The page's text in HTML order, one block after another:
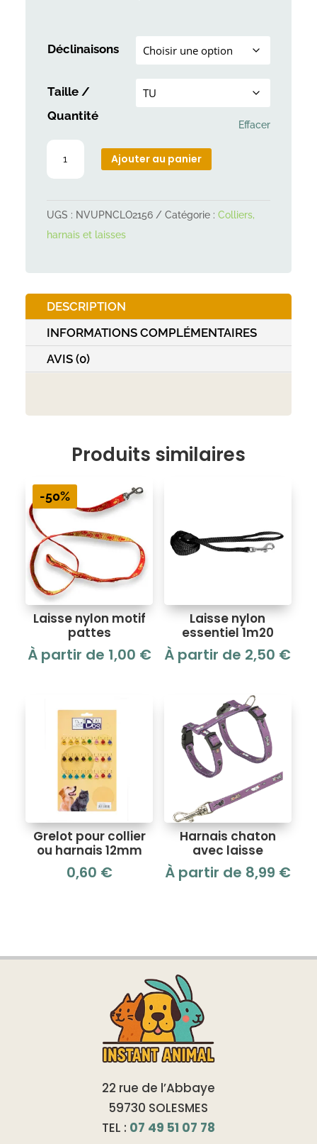
Déclinaisons
Taille /
Quantité
Effacer
quantité
chat
paillette
Ajouter au panier
UGS : NVUPNCLO2156 Catégorie : Colliers,
harnais et laisses
DESCRIPTION
INFORMATIONS COMPLÉMENTAIRES
AVIS (0)
Produits similaires
-50%
Laisse nylon motif
pattes
À partir de 1,00 €
Laisse nylon
essentiel 1m20
À partir de 2,50 €
Grelot pour collier
ou harnais 12mm
0,60 €
Harnais chaton
avec laisse
À partir de 8,99 €
22 rue de l’Abbaye
59730 SOLESMES
TEL : 07 49 51 07 78